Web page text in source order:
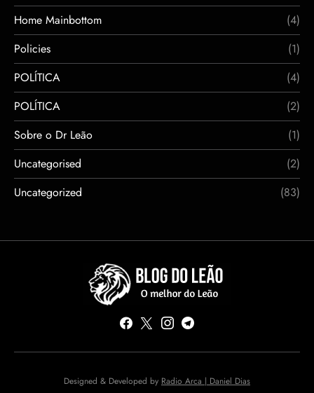
Home Mainbottom
(4)
Policies
(1)
POLÍTICA
(4)
POLÍTICA
(2)
Sobre o Dr Leão
(1)
Uncategorised
(2)
Uncategorized
(83)
Designed & Developed by Radio Arca | Daniel Dias